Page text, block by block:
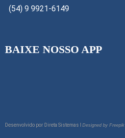
(54) 9 9921-6149
BAIXE NOSSO APP
Desenvolvido por Direta Sistemas I Designed by Freepik